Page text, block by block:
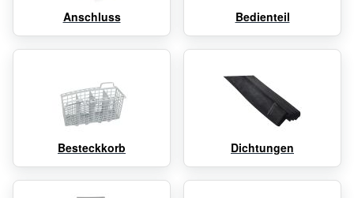
Anschluss Bedienteil
Besteckkorb Dichtungen